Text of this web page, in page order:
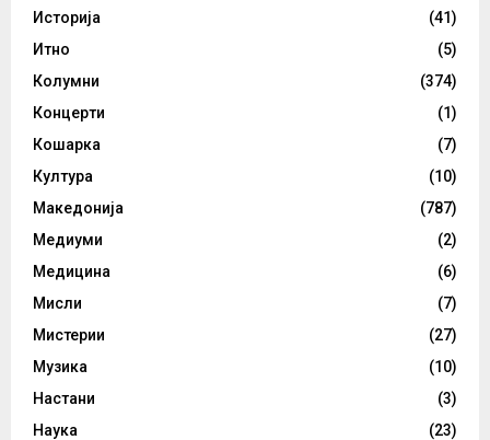
Историја
(41)
Итно
(5)
Колумни
(374)
Концерти
(1)
Кошарка
(7)
Култура
(10)
Македонија
(787)
Медиуми
(2)
Медицина
(6)
Мисли
(7)
Мистерии
(27)
Музика
(10)
Настани
(3)
Наука
(23)